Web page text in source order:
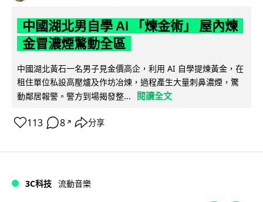
中國湖北男自學 AI 「煉金術」 屋內煉
金冒濃煙驚動全區
中國湖北黃石一名男子見金價高企，利用 AI 自學提煉黃金，在
租住單位私設高壓爐及作坊冶煉，過程產生大量刺鼻濃煙，驚
動鄰居報警。警方到場揭發整...
閱讀全文
113 8 ↗ 分享
3C科技 流動音樂